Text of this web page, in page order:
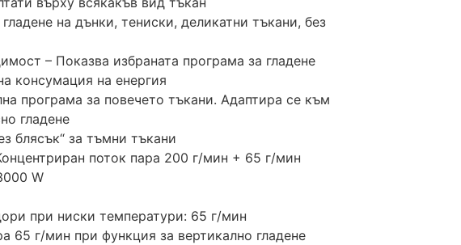
на дънки, тениски, деликатни тъкани, без
– Показва избраната програма за гладене
консумация на енергия
програма за повечето тъкани. Адаптира се към
гладене
блясък“ за тъмни тъкани
поток пара 200 г/мин + 65 г/мин
W
при ниски температури: 65 г/мин
65 г/мин при функция за вертикално гладене